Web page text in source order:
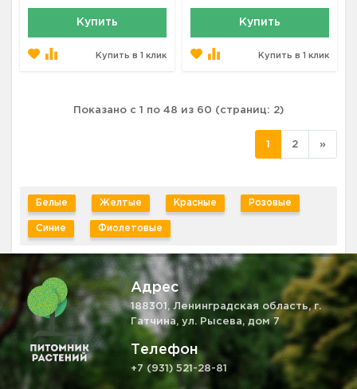
Купить
Купить в 1 клик
Купить
Купить в 1 клик
Показано с 1 по 48 из 60 (страниц: 2)
1 2 »
Белые Желтые Красные Розовые
Синие Фиолетовые
Адрес
188301, Ленинградская область, г.
Гатчина, ул. Рысева, дом 7
Телефон
+7 (931) 521-28-81